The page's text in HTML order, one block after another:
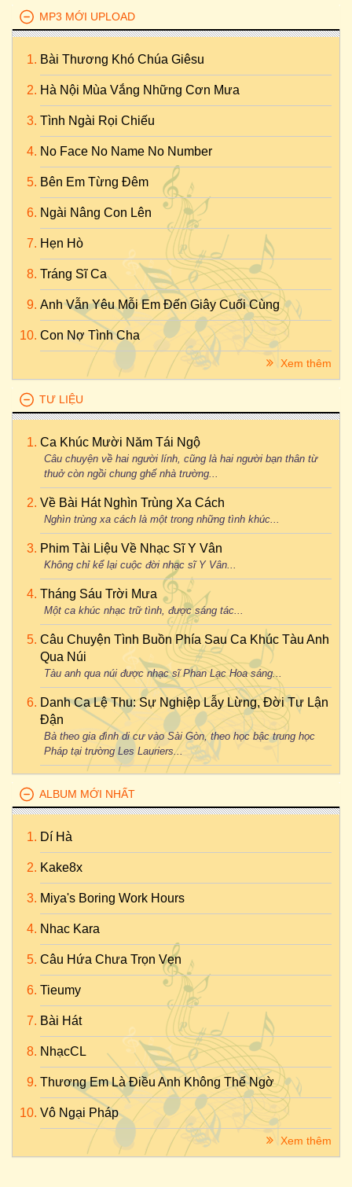
MP3 MỚI UPLOAD
Bài Thương Khó Chúa Giêsu
Hà Nội Mùa Vắng Những Cơn Mưa
Tình Ngài Rọi Chiếu
No Face No Name No Number
Bên Em Từng Đêm
Ngài Nâng Con Lên
Hẹn Hò
Tráng Sĩ Ca
Anh Vẫn Yêu Mỗi Em Đến Giây Cuối Cùng
Con Nợ Tình Cha
Xem thêm
TƯ LIỆU
Ca Khúc Mười Năm Tái Ngộ
Câu chuyện về hai người lính, cũng là hai người bạn thân từ
thuở còn ngồi chung ghế nhà trường...
Về Bài Hát Nghìn Trùng Xa Cách
Nghìn trùng xa cách là một trong những tình khúc...
Phim Tài Liệu Về Nhạc Sĩ Y Vân
Không chỉ kể lại cuộc đời nhạc sĩ Y Vân...
Tháng Sáu Trời Mưa
Một ca khúc nhạc trữ tình, được sáng tác...
Câu Chuyện Tình Buồn Phía Sau Ca Khúc Tàu Anh
Qua Núi
Tàu anh qua núi được nhạc sĩ Phan Lạc Hoa sáng...
Danh Ca Lệ Thu: Sự Nghiệp Lẫy Lừng, Đời Tư Lận
Đận
Bà theo gia đình di cư vào Sài Gòn, theo học bậc trung học
Pháp tại trường Les Lauriers...
ALBUM MỚI NHẤT
Dí Hà
Kake8x
Miya's Boring Work Hours
Nhac Kara
Câu Hứa Chưa Trọn Vẹn
Tieumy
Bài Hát
NhạcCL
Thương Em Là Điều Anh Không Thể Ngờ
Vô Ngại Pháp
Xem thêm